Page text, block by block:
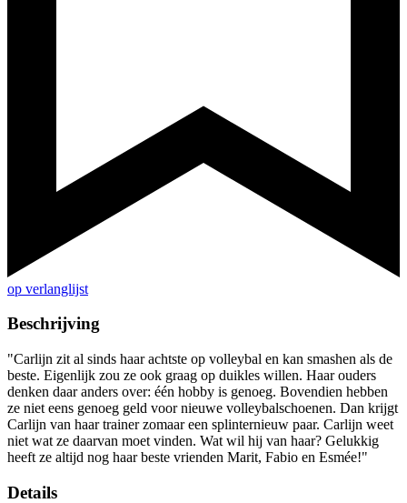
op verlanglijst
Beschrijving
"Carlijn zit al sinds haar achtste op volleybal en kan smashen als de
beste. Eigenlijk zou ze ook graag op duikles willen. Haar ouders
denken daar anders over: één hobby is genoeg. Bovendien hebben
ze niet eens genoeg geld voor nieuwe volleybalschoenen. Dan krijgt
Carlijn van haar trainer zomaar een splinternieuw paar. Carlijn weet
niet wat ze daarvan moet vinden. Wat wil hij van haar? Gelukkig
heeft ze altijd nog haar beste vrienden Marit, Fabio en Esmée!"
Details